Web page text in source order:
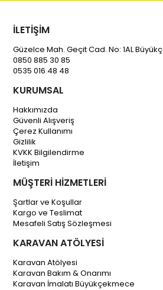
İLETİŞİM
Güzelce Mah. Geçit Cad. No: 1AL
0850 885 30 85
0535 016 48 48
KURUMSAL
Hakkımızda
Güvenli Alışveriş
Çerez Kullanımı
Gizlilik
KVKK Bilgilendirme
İletişim
MÜŞTERİ HİZMETLERİ
Şartlar ve Koşullar
Kargo ve Teslimat
Mesafeli Satış Sözleşmesi
KARAVAN ATÖLYESİ
Karavan Atölyesi
Karavan Bakım & Onarımı
Karavan İmalatı Büyükçekmece